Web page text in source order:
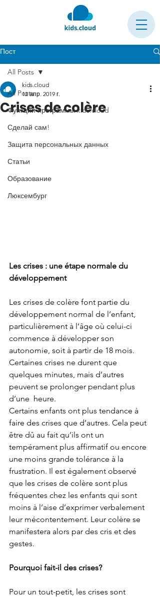
Пост
All Posts
Функции программы kids.cloud
Сделай сам!
Защита персональных данных
Статьи
Образование
Люксембург
All Posts
Crises de colère
kids.cloud
12 апр. 2019 г.
Les crises : une étape normale du
développement
Les crises de colère font partie du
développement normal de l’enfant,
particulièrement à l’âge où celui-ci
commence à développer son
autonomie, soit à partir de 18 mois.
Certaines crises ne durent que
quelques minutes, mais d’autres
peuvent se prolonger pendant plus
d’une  heure.
Certains enfants ont plus tendance à
faire des crises que d’autres. Cela peut
être dû au fait qu’ils ont un
tempérament plus affirmatif ou encore
une moins grande tolérance à la
frustration. Il est également observé
que les crises de colère sont plus
fréquentes chez les enfants qui sont
moins à l’aise d’exprimer verbalement
leur mécontentement. Leur colère se
manifestera alors par des cris et des
gestes.
Pourquoi fait-il des crises?
Pour un tout-petit, les crises sont